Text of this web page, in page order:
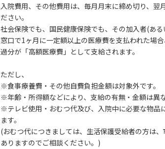
入院費用、その他費用は、毎月月末に締め切り、翌
ださい。
社会保険でも、国民健康保険でも、その加入者(あ
窓口で1ヶ月に一定額以上の医療費を支払われた場
過分が「高額医療費」として支給されます。
ただし、
※食事療養費・その他自費負担金額は対象外です。
※年齢・所得額などにより、支給の有無・金額は異な
※テレビ使用・おむつ代及び、入院中に必要な物品
ます。
(おむつ代につきましては、生活保護受給者の方は
ありますのでご相談ください。)